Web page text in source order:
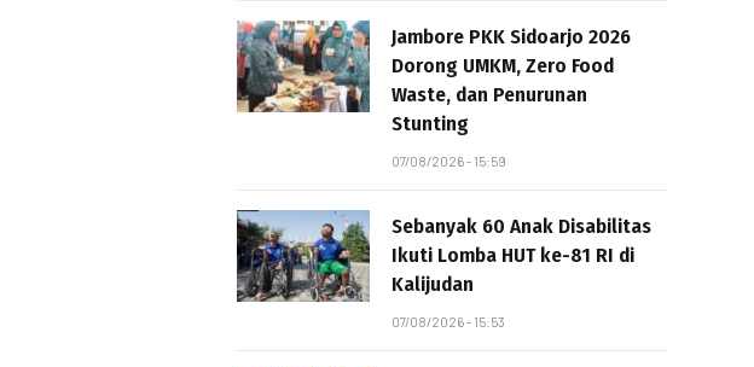
Jambore PKK Sidoarjo 2026
Dorong UMKM, Zero Food
Waste, dan Penurunan
Stunting
07/08/2026 - 15:59
Sebanyak 60 Anak Disabilitas
Ikuti Lomba HUT ke-81 RI di
Kalijudan
07/08/2026 - 15:53